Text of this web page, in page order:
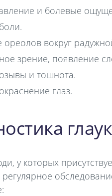
и болевые
вокруг
зрение, появление
и тошнота.
глаз.
у которых